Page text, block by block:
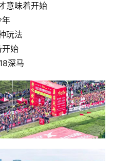
意味着开始
年
玩法
开始
深马